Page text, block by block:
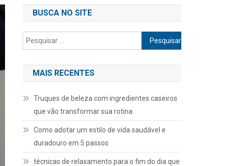
BUSCA NO SITE
Pesquisar
por:
MAIS RECENTES
Truques de beleza com ingredientes caseiros
que vão transformar sua rotina
Como adotar um estilo de vida saudável e
duradouro em 5 passos
técnicas de relaxamento para o fim do dia que